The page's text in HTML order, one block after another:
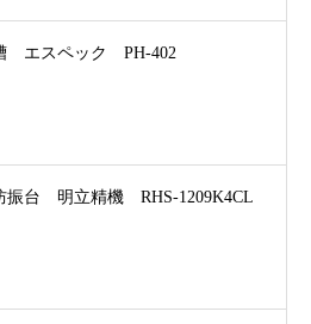
エスペック PH-402
振台 明立精機 RHS-1209K4CL